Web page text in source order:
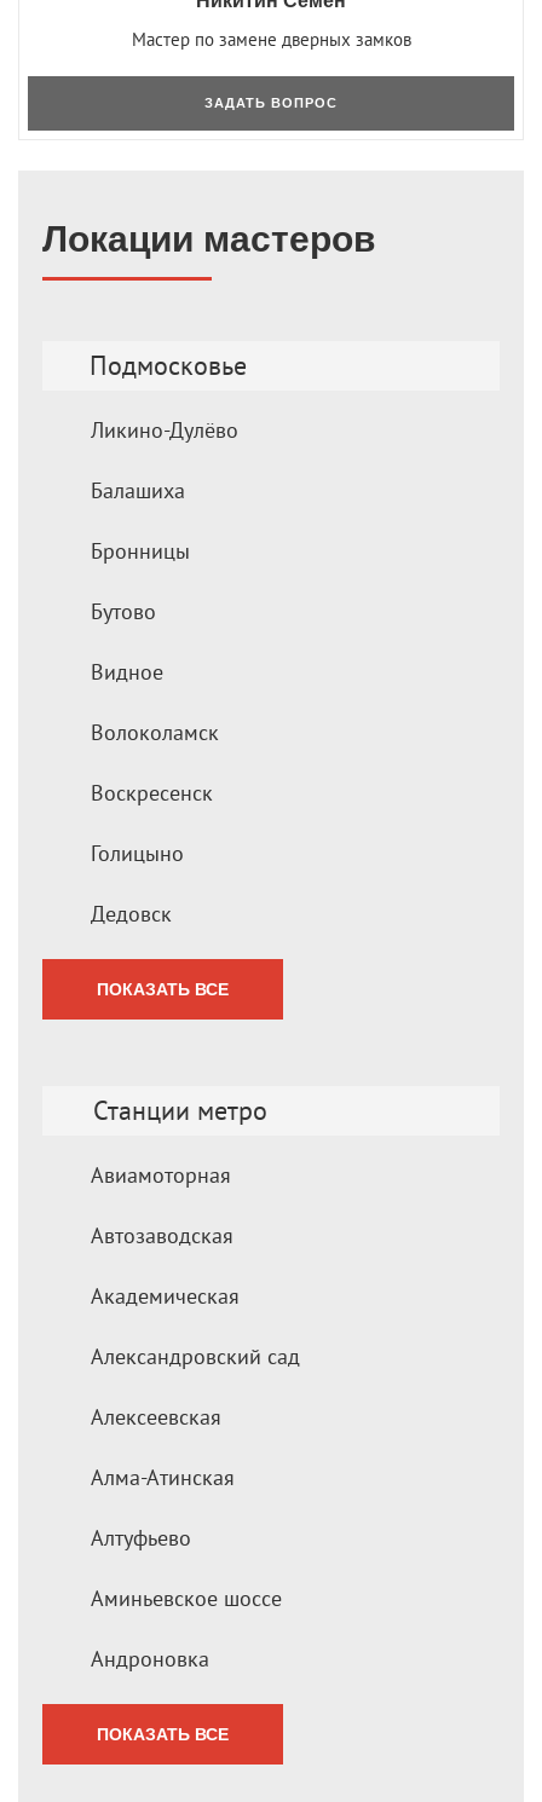
Мастер по замене дверных замков
ЗАДАТЬ ВОПРОС
Локации мастеров
Подмосковье
Ликино-Дулёво
Балашиха
Бронницы
Бутово
Видное
Волоколамск
Воскресенск
Голицыно
Дедовск
ПОКАЗАТЬ ВСЕ
Станции метро
Авиамоторная
Автозаводская
Академическая
Александровский сад
Алексеевская
Алма-Атинская
Алтуфьево
Аминьевское шоссе
Андроновка
ПОКАЗАТЬ ВСЕ